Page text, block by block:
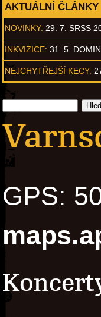
AKTUÁLNÍ ČLÁNKY
NOVINKY: 29. 7. SRSS
INKVIZICE: 31. 5.
NEJCHYTŘEJŠÍ KECY:
GPS: